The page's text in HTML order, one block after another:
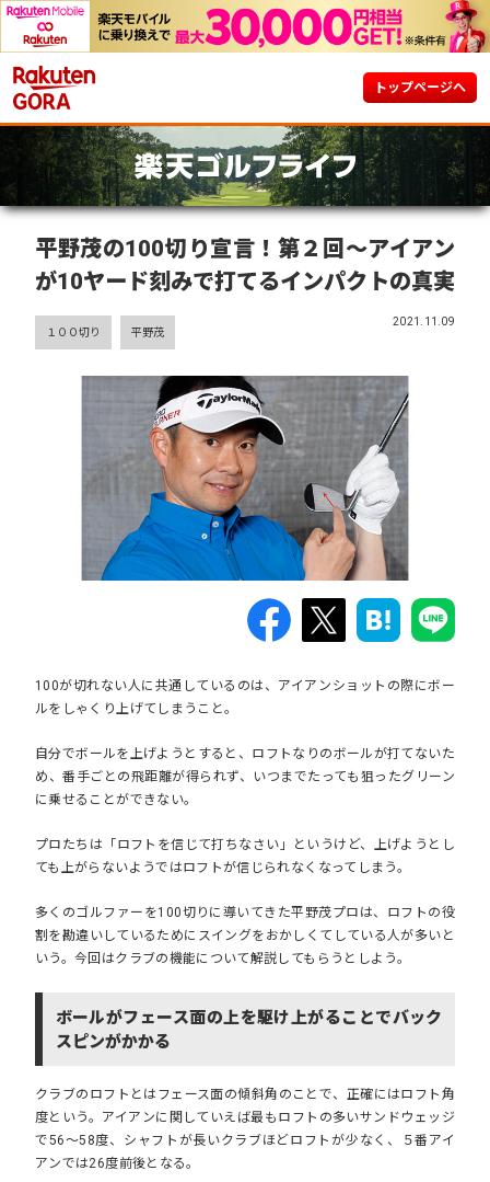
トップページへ
平野茂の100切り宣言！第２回～アイアン
が10ヤード刻みで打てるインパクトの真実
2021.11.09
１００切り
平野茂
100が切れない人に共通しているのは、アイアンショットの際にボー
ルをしゃくり上げてしまうこと。
自分でボールを上げようとすると、ロフトなりのボールが打てないた
め、番手ごとの飛距離が得られず、いつまでたっても狙ったグリーン
に乗せることができない。
プロたちは「ロフトを信じて打ちなさい」というけど、上げようとし
ても上がらないようではロフトが信じられなくなってしまう。
多くのゴルファーを100切りに導いてきた平野茂プロは、ロフトの役
割を勘違いしているためにスイングをおかしくてしている人が多いと
いう。今回はクラブの機能について解説してもらうとしよう。
ボールがフェース面の上を駆け上がることでバック
スピンがかかる
クラブのロフトとはフェース面の傾斜角のことで、正確にはロフト角
度という。アイアンに関していえば最もロフトの多いサンドウェッジ
で56～58度、シャフトが長いクラブほどロフトが少なく、５番アイ
アンでは26度前後となる。